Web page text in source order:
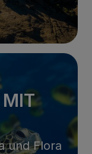
und Flora